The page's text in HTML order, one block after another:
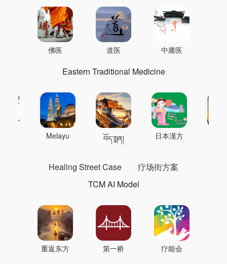
佛医 道医 中庸医
Eastern Traditional Medicine
Melayu བོད་སྨན། 日本漢方
Healing Street Case
疗场街方案
TCM AI Model
重返东方 第一桥 疗能会